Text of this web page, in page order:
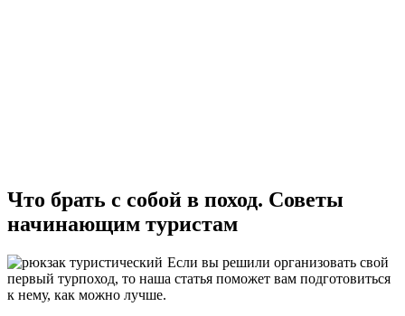
Что брать с собой в поход. Советы
начинающим туристам
Если вы решили организовать свой
первый турпоход, то наша статья поможет вам подготовиться
к нему, как можно лучше.